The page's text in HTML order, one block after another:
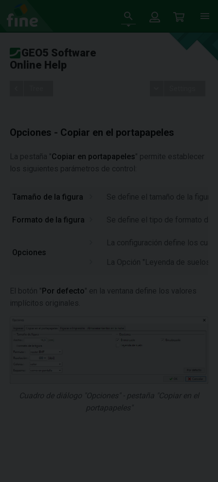
GEO5 Software
Online Help
Opciones - Copiar en el portapapeles
La pestaña "Copiar en portapapeles" permite establecer
los siguientes parámetros de control:
Tamaño de la figura Se define el tamaño de la
Formato de la figura Se define el tipo de formato de
Opciones
La configuración define los
La Opción "Leyenda de suelos"
El botón "Por defecto" en la ventana define los valores
implícitos originales.
Cuadro de diálogo "Opciones" - pestaña "Copiar en el
portapapeles"